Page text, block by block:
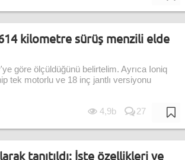
kilometre sürüş menzili elde
göre ölçüldüğünü belirtelim. Ayrıca Ioniq
tek motorlu ve 18 inç jantlı versiyonu
4,9b 27
tanıtıldı: İşte özellikleri ve